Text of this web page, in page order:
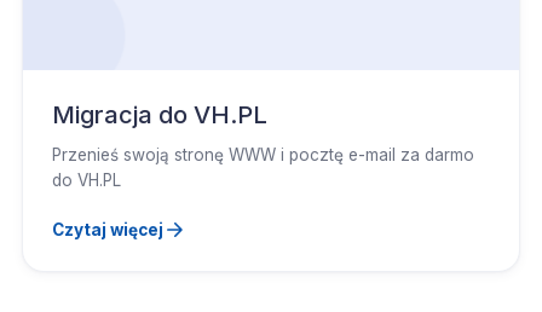
Migracja do VH.PL
Przenieś swoją stronę WWW i pocztę e-mail za darmo
do VH.PL
Czytaj więcej